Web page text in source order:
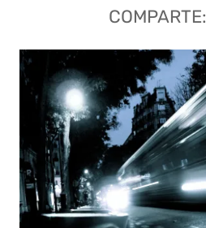
COMPARTE: